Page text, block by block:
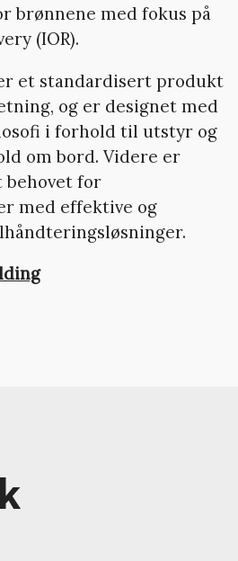
brønnene med fokus på
(IOR).
et standardisert produkt
og er designet med
i forhold til utstyr og
om bord. Videre er
behovet for
med effektive og